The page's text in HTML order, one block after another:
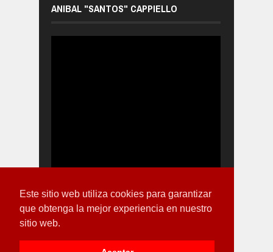
Este sitio web utiliza cookies para garantizar
que obtenga la mejor experiencia en nuestro
sitio web.
ANIBAL "SANTOS" CAPPIELLO